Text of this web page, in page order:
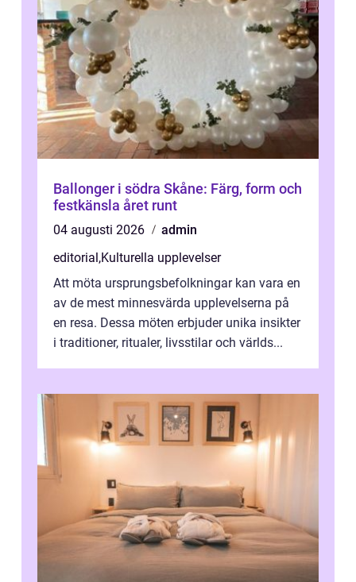
Ballonger i södra Skåne: Färg, form och
festkänsla året runt
04 augusti 2026
admin
editorial,Kulturella upplevelser
Att möta ursprungsbefolkningar kan vara en
av de mest minnesvärda upplevelserna på
en resa. Dessa möten erbjuder unika insikter
i traditioner, ritualer, livsstilar och världs...